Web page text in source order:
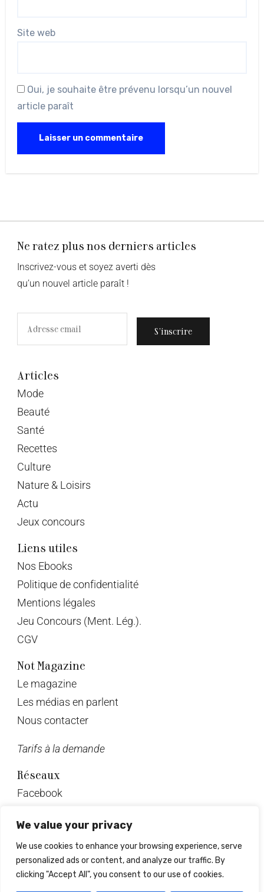
We value your privacy
We use cookies to enhance your browsing experience, serve
personalized ads or content, and analyze our traffic. By
clicking "Accept All", you consent to our use of cookies.
Site web
Oui, je souhaite être prévenu lorsqu’un nouvel
article paraît
Ne ratez plus nos derniers articles
Inscrivez-vous et soyez averti dès
qu’un nouvel article paraît !
S’inscrire
Articles
Mode
Beauté
Santé
Recettes
Culture
Nature & Loisirs
Actu
Jeux concours
Liens utiles
Nos Ebooks
Politique de confidentialité
Mentions légales
Jeu Concours (Ment. Lég.).
CGV
Not Magazine
Le magazine
Les médias en parlent
Nous contacter
Tarifs à la demande
Réseaux
Facebook
Instagram
Pinterest
Linkedin